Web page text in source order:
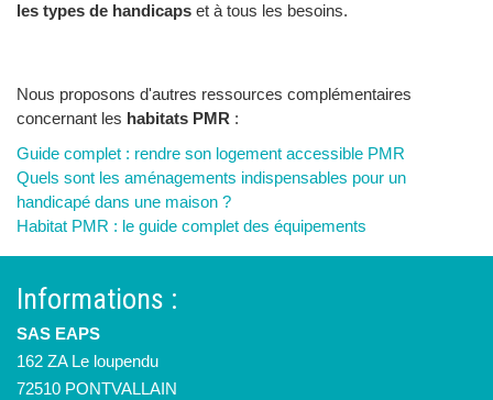
les types de handicaps et à tous les besoins.
Nous proposons d'autres ressources complémentaires
concernant les habitats PMR :
Guide complet : rendre son logement accessible PMR
Quels sont les aménagements indispensables pour un
handicapé dans une maison ?
Habitat PMR : le guide complet des équipements
Informations :
SAS EAPS
162 ZA Le loupendu
72510 PONTVALLAIN